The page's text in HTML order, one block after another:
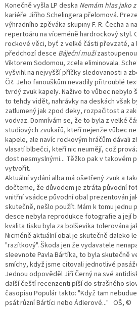
Konečně vyšla LP deska Nemám hlas jako
kariéře Jiřího Schelingera přelomová.
výhradního zpěváka skupiny F. R. Čecha a
repertoáru na víceméně hardrockový styl.
rockové věci, byť z velké části převzaté, a
předchozí desce Báječní muži
Viktorem Sodomou, zcela eliminovala.
vyšvihl na nejvyšší příčky sledovanosti a
ČR. Jeho fanouškům nevadily přitroublé
tvrdý zvuk kapely. Naživo to vůbec nebylo
to tehdy vidět, nahrávky na deskách však
zatlumený jak zpod deky, rozpačitost a
vodvaz. Domnívám se, že to byla z velké
studiových zvukařů, kteří nejenže vůbec
kapele, ale navíc rockovým hráčům dávali
vlasatí blbečci, kteří nic neumějí, což
dost nesmyslnými... Těžko pak v takovém
vytvořit.
Aktuální vydání alba má ošetřený zvuk a
dočteme, že důvodem je ztráta původní
vnitřní vsádce původní obal prezentován
skutečně, nešlo použít. Mám k tomu jednu
desce nebyla reprodukce fotografie a její
kvalita tisku byla za bolševika tolerována
Nicméně aktuální obal je skutečně daleko
"razítkový". Škoda jen že vydavatele
sleevnote Pavla Bártíka, to byla skutečně
smíchy, když jsme citovali jednotlivé
Jednou odpověděl Jiří Černý na své
další čeští recenzenti píší do strašného
časopisu Populár takto: "Když tam
psát různí Bártíci nebo Ádlerové..." OŠ, ©